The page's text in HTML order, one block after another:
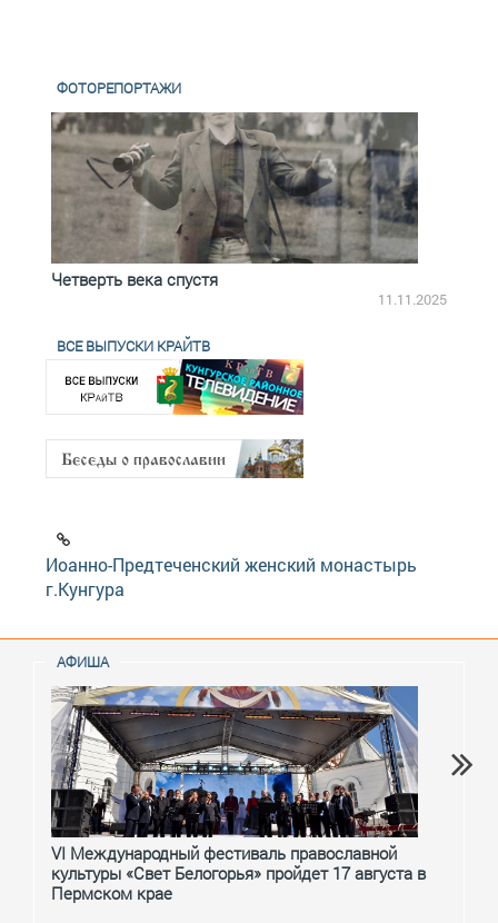
ФОТОРЕПОРТАЖИ
Четверть века спустя
11.11.2025
ВСЕ ВЫПУСКИ КРАЙТВ
Иоанно-Предтеченский женский монастырь
г.Кунгура
АФИША
VI Международный фестиваль православной
культуры «Свет Белогорья» пройдет 17 августа в
Пермском крае